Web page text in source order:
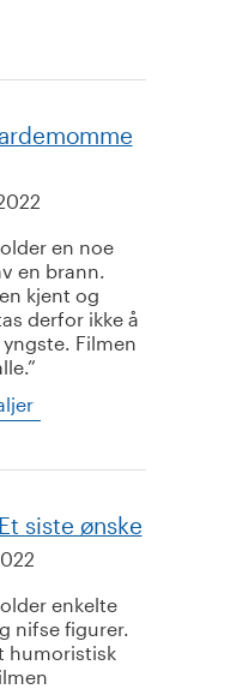
en noe
en brann.
kjent og
derfor ikke å
Filmen
siste ønske
enkelte
nifse figurer.
humoristisk